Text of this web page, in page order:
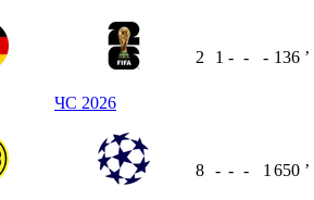
ЧС 2026
2 1 - - - 136 ʼ
8 - - - 1 650 ʼ